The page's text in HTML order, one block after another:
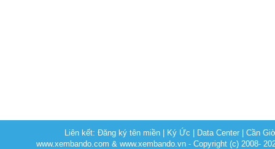
Liên kết:Đăng ký tên miền Ký Ức Data Center |Cần
www.xembando.com & www.xembando.vn - Copyright (c) 2008-